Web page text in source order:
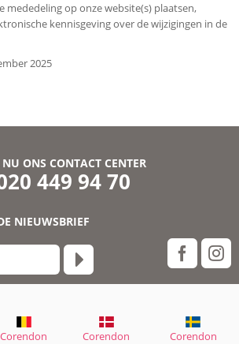
mededeling op onze website(s) plaatsen,
kennisgeving over de wijzigingen in de
2025
NU ONS CONTACT CENTER
449 94 70
NIEUWSBRIEF
Corendon
Corendon
Corendon